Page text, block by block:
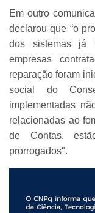
Em outro
declarou que “o
dos sistemas já
empresas
reparação foram
social do
implementadas
relacionadas ao
de Contas,
prorrogados".